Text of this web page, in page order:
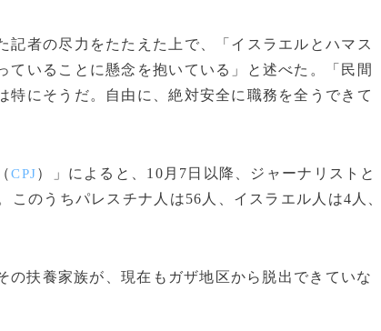
者の尽力をたたえた上で、「イスラエルとハマス
いることに懸念を抱いている」と述べた。「民間
特にそうだ。自由に、絶対安全に職務を全うできて
CPJ）」によると、10月7日以降、ジャーナリストと
このうちパレスチナ人は56人、イスラエル人は4人
扶養家族が、現在もガザ地区から脱出できていな